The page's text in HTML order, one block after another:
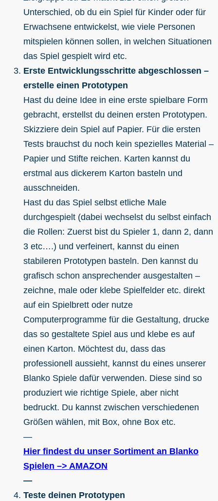
Unterschied, ob du ein Spiel für Kinder oder für
Erwachsene entwickelst, wie viele Personen
mitspielen können sollen, in welchen Situationen
das Spiel gespielt wird etc.
Erste Entwicklungsschritte abgeschlossen –
erstelle einen Prototypen
Hast du deine Idee in eine erste spielbare Form
gebracht, erstellst du deinen ersten Prototypen.
Skizziere dein Spiel auf Papier. Für die ersten
Tests brauchst du noch kein spezielles Material –
Papier und Stifte reichen. Karten kannst du
erstmal aus dickerem Karton basteln und
ausschneiden.
Hast du das Spiel selbst etliche Male
durchgespielt (dabei wechselst du selbst einfach
die Rollen: Zuerst bist du Spieler 1, dann 2, dann
3 etc….) und verfeinert, kannst du einen
stabileren Prototypen basteln. Den kannst du
grafisch schon ansprechender ausgestalten –
zeichne, male oder klebe Spielfelder etc. direkt
auf ein Spielbrett oder nutze
Computerprogramme für die Gestaltung, drucke
das so gestaltete Spiel aus und klebe es auf
einen Karton. Möchtest du, dass das
professionell aussieht, kannst du eines unserer
Blanko Spiele dafür verwenden. Diese sind so
produziert wie richtige Spiele, aber nicht
bedruckt. Du kannst zwischen verschiedenen
Größen wählen, mit Box, ohne Box etc.
—
Hier findest du unser Sortiment an Blanko
Spielen –> AMAZON
—
Teste deinen Prototypen